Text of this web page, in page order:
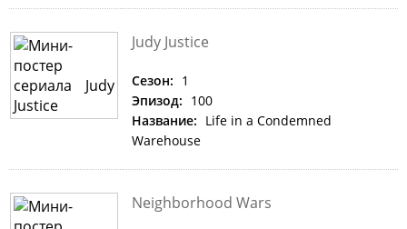
Judy Justice
Сезон: 1
Эпизод: 100
Название: Life in a Condemned
Warehouse
Neighborhood Wars